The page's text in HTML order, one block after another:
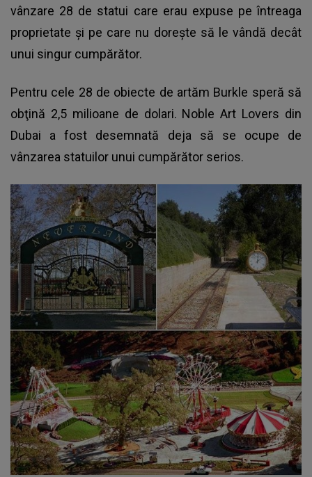
vânzare 28 de statui care erau expuse pe întreaga
proprietate şi pe care nu doreşte să le vândă decât
unui singur cumpărător.
Pentru cele 28 de obiecte de artăm Burkle speră să
obţină 2,5 milioane de dolari. Noble Art Lovers din
Dubai a fost desemnată deja să se ocupe de
vânzarea statuilor unui cumpărător serios.